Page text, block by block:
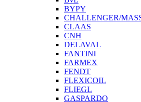
BYPY
CHALLENGER/
CLAAS
CNH
DELAVAL
FANTINI
FARMEX
FENDT
FLEXICOIL
FLIEGL
GASPARDO